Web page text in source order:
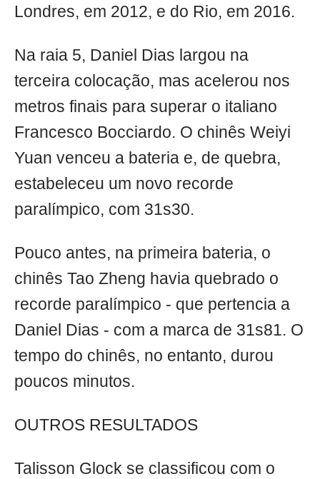
Londres, em 2012, e do Rio, em 2016.
Na raia 5, Daniel Dias largou na
terceira colocação, mas acelerou nos
metros finais para superar o italiano
Francesco Bocciardo. O chinês Weiyi
Yuan venceu a bateria e, de quebra,
estabeleceu um novo recorde
paralímpico, com 31s30.
Pouco antes, na primeira bateria, o
chinês Tao Zheng havia quebrado o
recorde paralímpico - que pertencia a
Daniel Dias - com a marca de 31s81. O
tempo do chinês, no entanto, durou
poucos minutos.
OUTROS RESULTADOS
Talisson Glock se classificou com o